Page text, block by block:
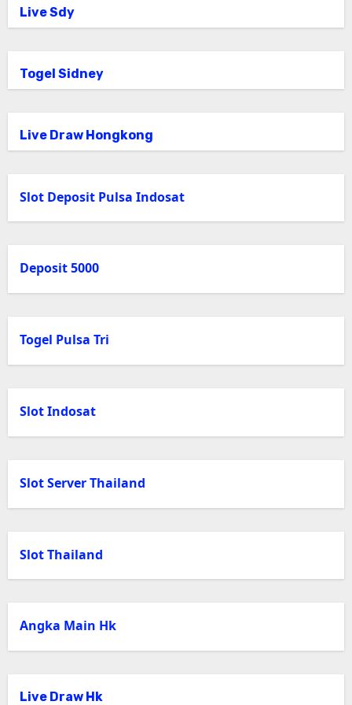
Live Sdy
Togel Sidney
Live Draw Hongkong
Slot Deposit Pulsa Indosat
Deposit 5000
Togel Pulsa Tri
Slot Indosat
Slot Server Thailand
Slot Thailand
Angka Main Hk
Live Draw Hk